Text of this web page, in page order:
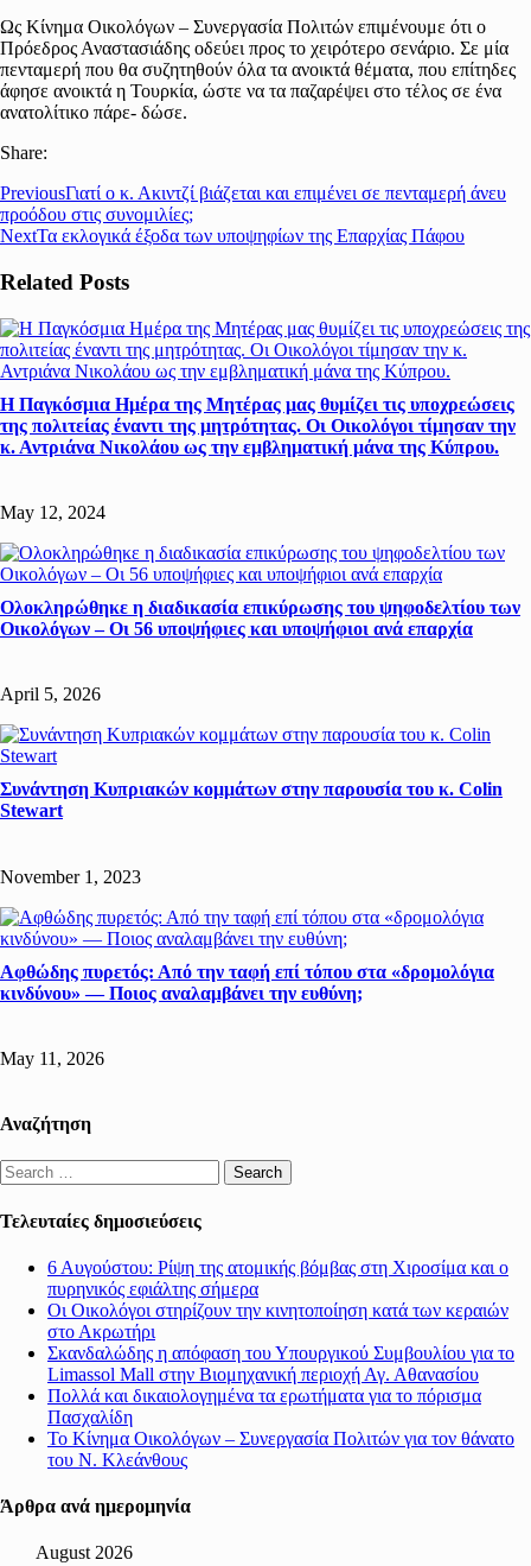
Ως Κίνημα Οικολόγων – Συνεργασία Πολιτών επιμένουμε ότι ο
Πρόεδρος Αναστασιάδης οδεύει προς το χειρότερο σενάριο. Σε μία
πενταμερή που θα συζητηθούν όλα τα ανοικτά θέματα, που επίτηδες
άφησε ανοικτά η Τουρκία, ώστε να τα παζαρέψει στο τέλος σε ένα
ανατολίτικο πάρε- δώσε.
Share:
PreviousΓιατί ο κ. Ακιντζί βιάζεται και επιμένει σε πενταμερή άνευ
προόδου στις συνομιλίες;
NextΤα εκλογικά έξοδα των υποψηφίων της Επαρχίας Πάφου
Related Posts
Η Παγκόσμια Ημέρα της Μητέρας μας θυμίζει τις υποχρεώσεις
της πολιτείας έναντι της μητρότητας. Οι Οικολόγοι τίμησαν την
κ. Αντριάνα Νικολάου ως την εμβληματική μάνα της Κύπρου.
May 12, 2024
Ολοκληρώθηκε η διαδικασία επικύρωσης του ψηφοδελτίου των
Οικολόγων – Οι 56 υποψήφιες και υποψήφιοι ανά επαρχία
April 5, 2026
Συνάντηση Κυπριακών κομμάτων στην παρουσία του κ. Colin
Stewart
November 1, 2023
Αφθώδης πυρετός: Από την ταφή επί τόπου στα «δρομολόγια
κινδύνου» — Ποιος αναλαμβάνει την ευθύνη;
May 11, 2026
Αναζήτηση
Search
for:
Τελευταίες δημοσιεύσεις
6 Αυγούστου: Ρίψη της ατομικής βόμβας στη Χιροσίμα και ο
πυρηνικός εφιάλτης σήμερα
Οι Οικολόγοι στηρίζουν την κινητοποίηση κατά των κεραιών
στο Ακρωτήρι
Σκανδαλώδης η απόφαση του Υπουργικού Συμβουλίου για το
Limassol Mall στην Βιομηχανική περιοχή Αγ. Αθανασίου
Πολλά και δικαιολογημένα τα ερωτήματα για το πόρισμα
Πασχαλίδη
Το Κίνημα Οικολόγων – Συνεργασία Πολιτών για τον θάνατο
του Ν. Κλεάνθους
Άρθρα ανά ημερομηνία
August 2026